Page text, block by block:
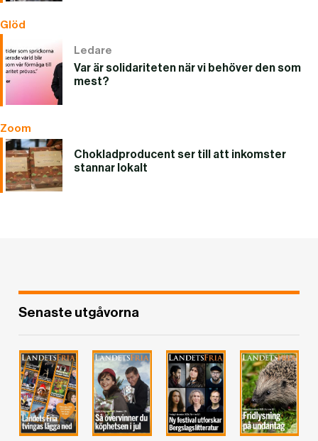
Glöd
Ledare
Var är solidariteten när vi behöver den som
mest?
Zoom
Chokladproducent ser till att inkomster
stannar lokalt
Senaste utgåvorna